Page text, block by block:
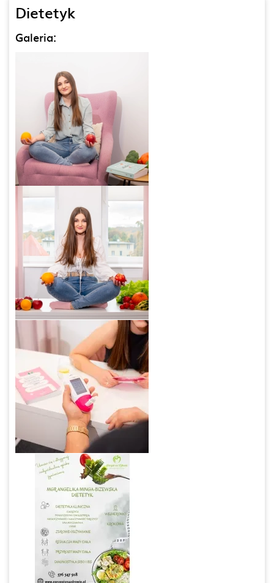
Dietetyk
Galeria: